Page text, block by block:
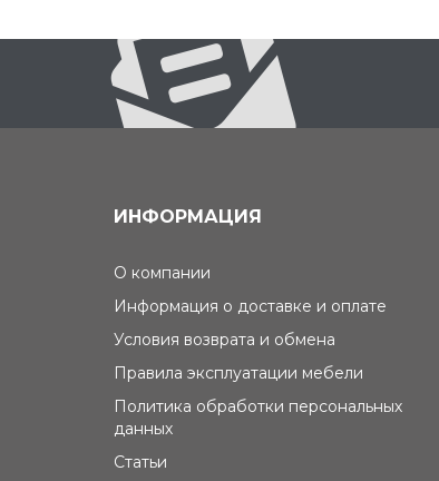
ИНФОРМАЦИЯ
О компании
Информация о доставке и оплате
Условия возврата и обмена
Правила эксплуатации мебели
Политика обработки персональных
данных
Статьи